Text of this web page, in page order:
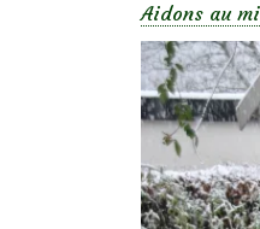
Aidons au